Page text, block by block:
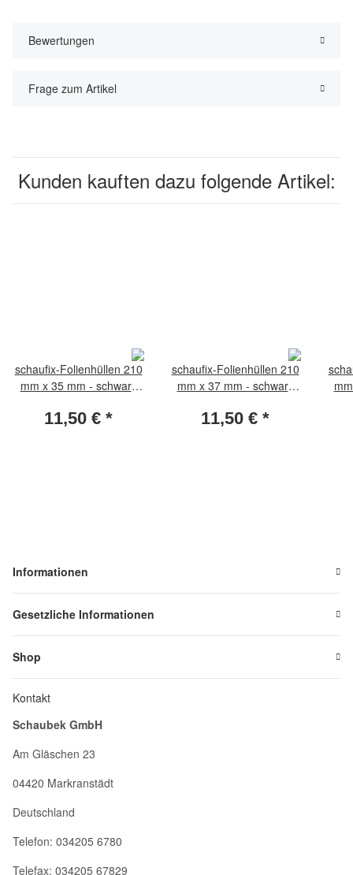
Bewertungen
Frage zum Artikel
Kunden kauften dazu folgende Artikel:
schaufix-Folienhüllen 210
mm x 35 mm - schwarz
11,50 € *
schaufix-Folienhüllen 210
mm x 37 mm - schwarz
11,50 € *
Informationen
Gesetzliche Informationen
Shop
Kontakt
Schaubek GmbH
Am Gläschen 23
04420 Markranstädt
Deutschland
Telefon: 034205 6780
Telefax: 034205 67829